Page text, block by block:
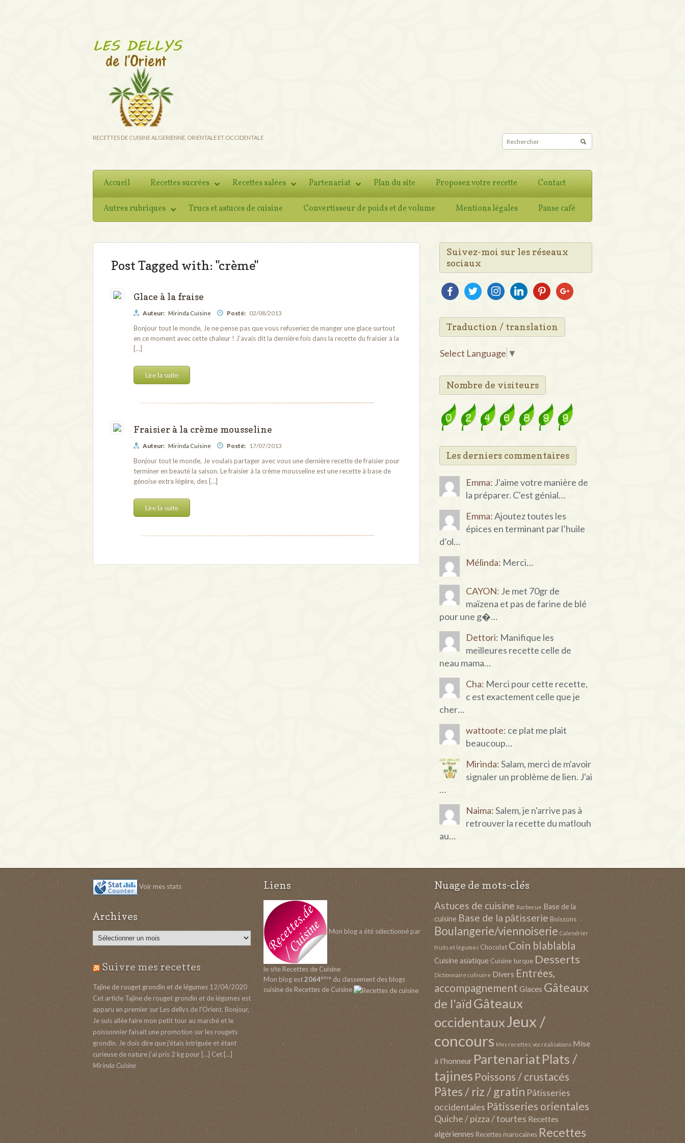
RECETTES DE CUISINE ALGERIENNE, ORIENTALE ET OCCIDENTALE
Accueil Recettes sucrées Recettes salées Partenariat Plan du site Proposez votre recette Contact
Autres rubriques Trucs et astuces de cuisine Convertisseur de poids et de volume Mentions légales Pause café
Post Tagged with: "crème"
Glace à la fraise
Auteur: Mirinda Cuisine Posté: 02/08/2013
Bonjour tout le monde, Je ne pense pas que vous refuseriez de manger une glace surtout
en ce moment avec cette chaleur ! J’avais dit la dernière fois dans la recette du fraisier à la
[…]
Lire la suite
Fraisier à la crème mousseline
Auteur: Mirinda Cuisine Posté: 17/07/2013
Bonjour tout le monde, Je voulais partager avec vous une dernière recette de fraisier pour
terminer en beauté la saison. Le fraisier à la crème mousseline est une recette à base de
génoise extra légère, des […]
Lire la suite
Suivez-moi sur les réseaux
sociaux
facebooktwitterinstagram
linkedinpinterest
google
Traduction / translation
Select Language ▼
Nombre de visiteurs
Les derniers commentaires
Emma: J'aime votre manière de
la préparer. C'est génial…
Emma:Ajoutez toutes les
épices en terminant par l’huile
d’ol…
Mélinda: Merci…
CAYON: Je met 70gr de
maïzena et pas de farine de blé
pour une g�…
Dettori: Manifique les
meilleures recette celle de
neau mama…
Cha: Merci pour cette recette,
c est exactement celle que je
cher…
wattoote: ce plat me plait
beaucoup…
Mirinda:Salam, merci de m'avoir
signaler un problème de lien. J'ai
…
Naima:Salem, je n'arrive pas à
retrouver la recette du matlouh
au…
Voir mes stats
Archives
Archives
Suivre mes recettes
Tajine de rouget grondin et de légumes 12/04/2020
Cet article Tajine de rouget grondin et de légumes est
apparu en premier sur Les dellys de l'Orient. Bonjour,
Je suis allée faire mon petit tour au marché et le
poissonnier faisait une promotion sur les rougets
grondin. Je dois dire que j’étais intriguée et étant
curieuse de nature j’ai pris 2 kg pour […] Cet […]
Mirinda Cuisine
Liens
Mon blog a été sélectionné par
le site Recettes de Cuisine
Mon blog est2064ème du classement des blogs
cuisine de Recettes de Cuisine
Nuage de mots-clés
Astuces de cuisine Barbecue Base de la
cuisine Base de la pâtisserie Boissons
Boulangerie/viennoiserie Calendrier
fruits et légumes Chocolat Coin blablabla
Cuisine asiatique Cuisine turque Desserts
Dictionnaire culinaire Divers Entrées,
accompagnement Glaces Gâteaux
de l'aïdGâteaux
occidentauxJeux /
concours Mes recettes, vos réalisations Mise
à l'honneur Partenariat Plats /
tajines Poissons / crustacés
Pâtes / riz / gratin Pâtisseries
occidentales Pâtisseries orientales
Quiche / pizza / tourtes Recettes
algériennes Recettes marocaines Recettes